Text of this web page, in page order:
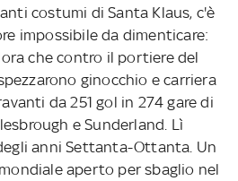
costumi di Santa Klaus, c'è
impossibile da dimenticare:
che contro il portiere del
ginocchio e carriera
da 251 gol in 274 gare di
e Sunderland. Lì
anni Settanta-Ottanta. Un
aperto per sbaglio nel